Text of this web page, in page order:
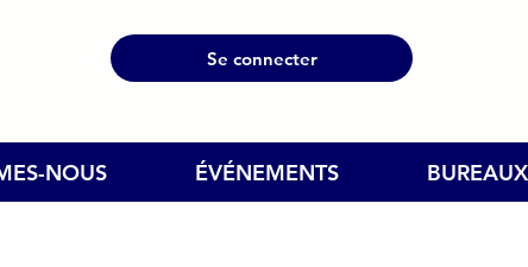
Se connecter
NOUS ÉVÉNEMENTS BUREAUX